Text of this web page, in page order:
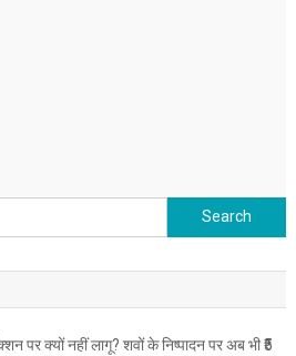
Search
for:
पर क्यों नहीं लागू? शवों के निष्पादन पर अब भी ₹5